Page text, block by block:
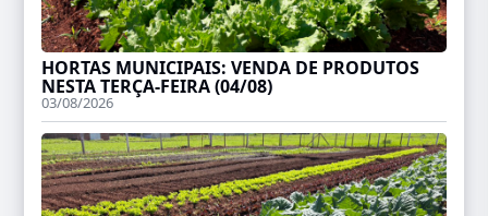
HORTAS MUNICIPAIS: VENDA DE PRODUTOS
NESTA TERÇA-FEIRA (04/08)
03/08/2026